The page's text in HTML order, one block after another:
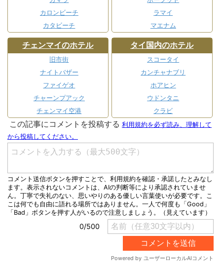
カロンビーチ
カタビーチ
ラマイ
マエナム
チェンマイのホテル
旧市街
ナイトバザー
ファイゲオ
チャーンプアック
チェンマイ空港
タイ国内のホテル
スコータイ
カンチャナブリ
ホアヒン
ウドンタニ
クラビ